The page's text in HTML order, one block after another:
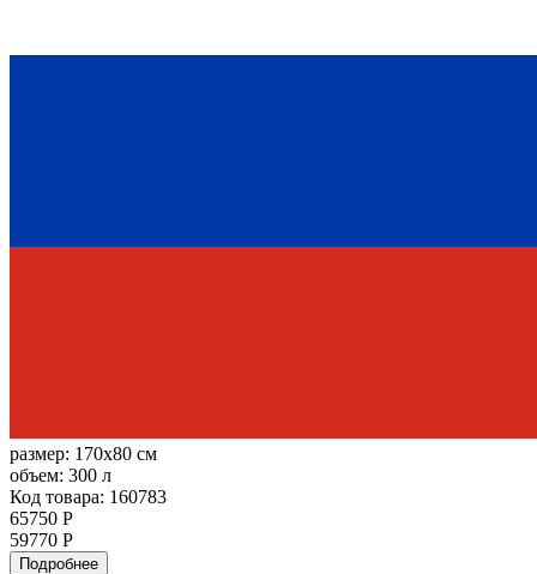
размер: 170x80 см
объем: 300 л
Код товара: 160783
65750 Р
59770 Р
Подробнее